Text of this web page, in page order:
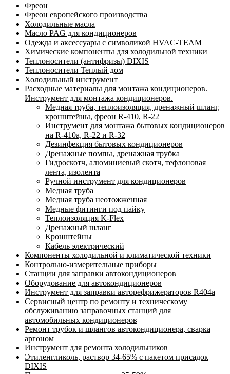
Фреон
Фреон европейского производства
Холодильные масла
Масло PAG для кондиционеров
Одежда и аксессуары с символикой HVAC-TEAM
Химические компоненты для холодильной техники
Теплоносители (антифризы) DIXIS
Теплоносители Теплый дом
Холодильный инструмент
Расходные материалы для монтажа кондиционеров.
Инструмент для монтажа кондиционеров.
Медная труба, теплоизоляция, дренажный шланг,
кронштейны, фреон R-410, R-22
Инструмент для монтажа бытовых кондиционеров
на R-410а, R-22 и R-32
Дезинфекция бытовых кондиционеров
Дренажные помпы, дренажная трубка
Гидроскотч, алюминиевый скотч, тефлоновая
лента, изолента
Ручной инструмент для кондиционеров
Медная труба
Медная труба неотожженная
Медные фитинги под пайку
Теплоизоляция K-Flex
Дренажный шланг
Кронштейны
Кабель электрический
Компоненты холодильной и климатической техники
Контрольно-измерительные приборы
Станции для заправки автокондиционеров
Оборудование для автокондиционеров
Инструмент для заправки авторефрижераторов R404a
Сервисный центр по ремонту и техническому
обслуживанию заправочных станций для
автомобильных кондиционеров
Ремонт трубок и шлангов автокондиционера, сварка
аргоном
Инструмент для ремонта холодильников
Этиленгликоль, раствор 34-65% с пакетом присадок
DIXIS